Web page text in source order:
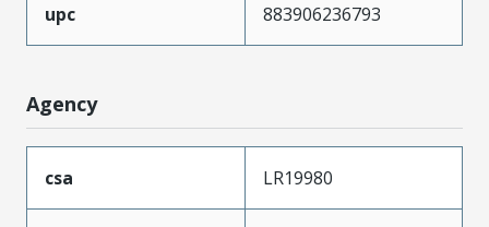
upc 883906236793
Agency
csa LR19980